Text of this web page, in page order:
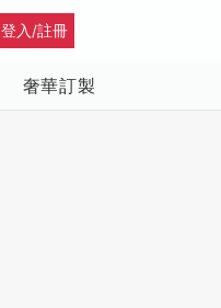
登入/註冊
奢華訂製